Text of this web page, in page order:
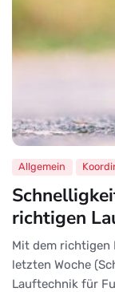
richtigen
Mit dem richtigen
letzten Woche
Lauftechnik für
Allgemein